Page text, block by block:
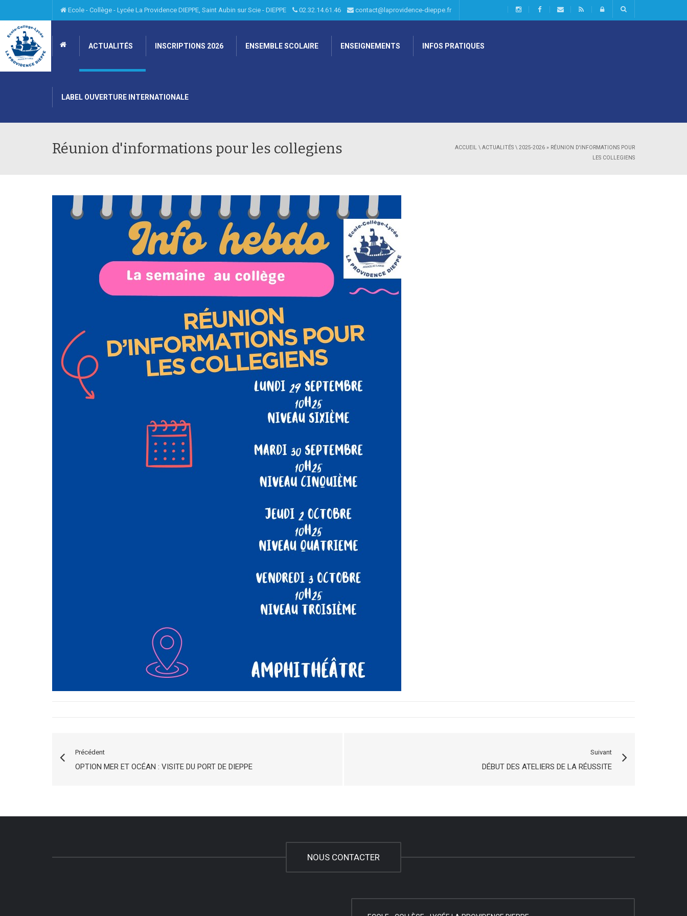
Ecole - Collège - Lycée La Providence DIEPPE, Saint Aubin sur Scie - DIEPPE 02.32.14.61.46 contact@laprovidence-dieppe.fr
ACTUALITÉS INSCRIPTIONS 2026 ENSEMBLE SCOLAIRE ENSEIGNEMENTS INFOS PRATIQUES
LABEL OUVERTURE INTERNATIONALE
Réunion d'informations pour les collegiens ACCUEIL \ ACTUALITÉS \ 2025-2026 » RÉUNION D'INFORMATIONS POUR
LES COLLEGIENS
Précédent
OPTION MER ET OCÉAN : VISITE DU PORT DE DIEPPE
Suivant
DÉBUT DES ATELIERS DE LA RÉUSSITE
NOUS CONTACTER